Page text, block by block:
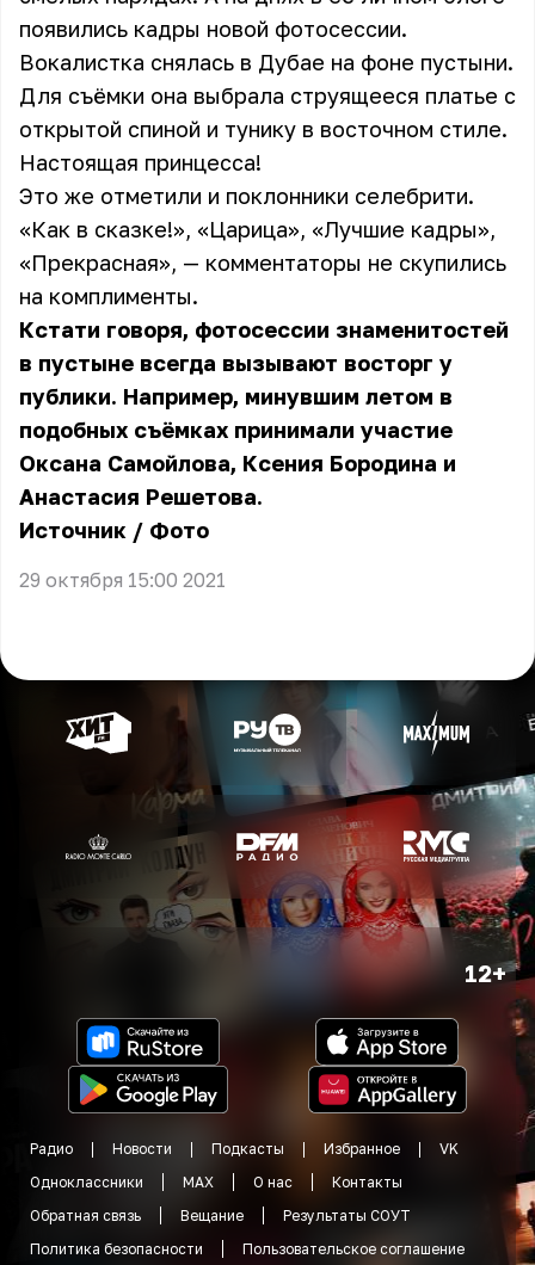
появились кадры новой фотосессии.
Вокалистка снялась в Дубае на фоне пустыни.
Для съёмки она выбрала струящееся платье с
открытой спиной и тунику в восточном стиле.
Настоящая принцесса!
Это же отметили и поклонники селебрити.
«Как в сказке!», «Царица», «Лучшие кадры»,
«Прекрасная», — комментаторы не скупились
на комплименты.
Кстати говоря, фотосессии знаменитостей
в пустыне всегда вызывают восторг у
публики. Например, минувшим летом в
подобных съёмках принимали участие
Оксана Самойлова, Ксения Бородина и
Анастасия Решетова.
Источник / Фото
29 октября 15:00 2021
12+
Радио Новости Подкасты Избранное
VK
Одноклассники
MAX О нас
Контакты
Обратная связь
Вещание
Результаты СОУТ
Политика безопасности
Пользовательское соглашение